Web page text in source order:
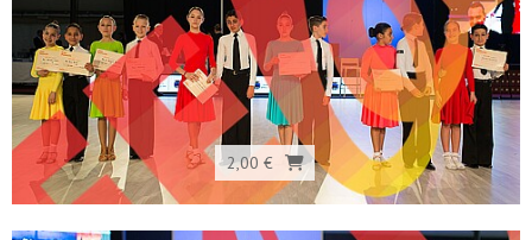
2,00 €